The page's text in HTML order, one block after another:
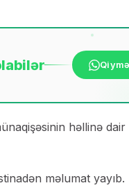
bilər
həllinə dair
məlumat yayıb.